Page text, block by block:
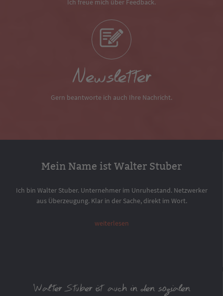
Newsletter
Gern beantworte ich auch Ihre Nachricht.
Mein Name ist Walter Stuber
Ich bin Walter Stuber. Unternehmer im Unruhestand. Netzwerker
aus Überzeugung. Klar in der Sache, direkt im Wort.
weiterlesen
Walter Stuber ist auch in den sozialen